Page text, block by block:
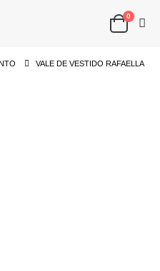
0
VALE DE VESTIDO RAFAELLA